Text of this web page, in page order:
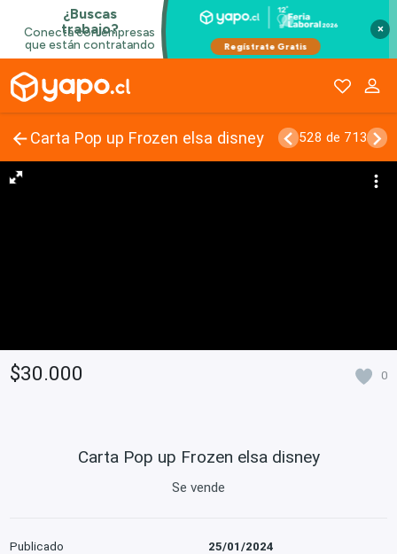
×
Carta Pop up Frozen elsa disney 528 de 713
$30.000 0
Carta Pop up Frozen elsa disney
Se vende
Publicado
25/01/2024